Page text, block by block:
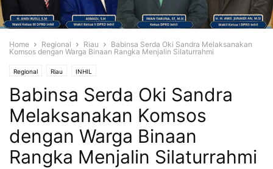
Home Regional Riau
Babinsa Serda Oki Sandra Melaksanakan
Komsos dengan Warga Binaan Rangka Menjalin Silaturrahmi
Regional Riau INHIL
Babinsa Serda Oki Sandra
Melaksanakan Komsos
dengan Warga Binaan
Rangka Menjalin Silaturrahmi